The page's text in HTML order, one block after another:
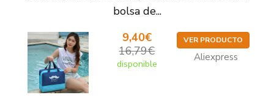
bolsa de...
9,40€
16,79€
disponible
VER PRODUCTO
Aliexpress